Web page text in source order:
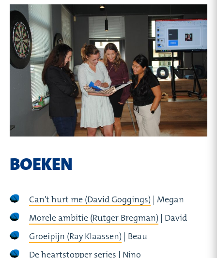
BOEKEN
Can't hurt me (David Goggings) | Megan
Morele ambitie (Rutger Bregman) | David
Groeipijn (Ray Klaassen) | Beau
De heartstopper series | Nino